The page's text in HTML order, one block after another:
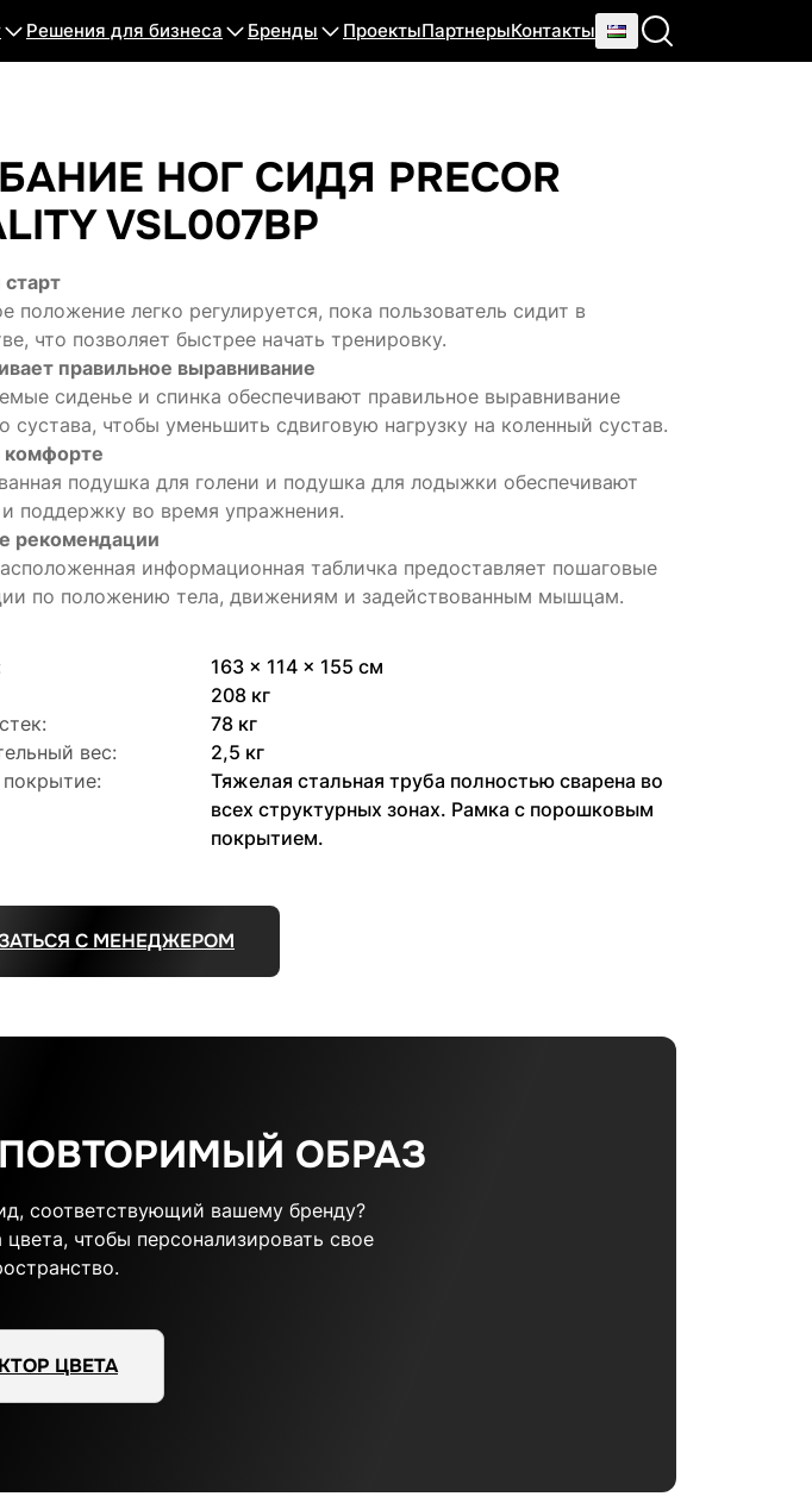
Решения для бизнеса Бренды ПроектыПартнерыКонтакты
НОГ СИДЯ PRECOR
VSL007BP
положение легко регулируется, пока пользователь сидит в
что позволяет быстрее начать тренировку.
правильное выравнивание
сиденье и спинка обеспечивают правильное выравнивание
сустава, чтобы уменьшить сдвиговую нагрузку на коленный сустав.
комфорте
подушка для голени и подушка для лодыжки обеспечивают
поддержку во время упражнения.
рекомендации
информационная табличка предоставляет пошаговые
по положению тела, движениям и задействованным мышцам.
163 x 114 x 155 см
208 кг
78 кг
вес:
2,5 кг
Тяжелая стальная труба полностью сварена во
всех структурных зонах. Рамка с порошковым
покрытием.
С МЕНЕДЖЕРОМ
ОБРАЗ
соответствующий вашему бренду?
чтобы персонализировать свое
ЦВЕТА